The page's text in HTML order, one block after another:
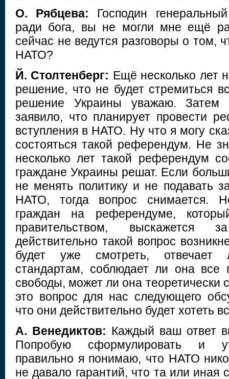
О. Рябцева: Господин
ради бога, вы не могли мне ещё
сейчас не ведутся разговоры о том,
НАТО?
Й. Столтенберг: Ещё несколько лет
решение, что не будет стремиться
решение Украины уважаю. Затем
заявило, что планирует провести
вступления в НАТО. Ну что я могу
состояться такой референдум. Не
несколько лет такой референдум
граждане Украины решат. Если
не менять политику и не подавать
НАТО, тогда вопрос снимается.
граждан на референдуме,
правительством, выскажется
действительно такой вопрос
будет уже смотреть,
стандартам, соблюдает ли она все
свободы, может ли она
это вопрос для нас следующего
что они действительно будет хотеть
А. Венедиктов: Каждый ваш ответ
Попробую сформулировать и
правильно я понимаю, что НАТО
не давало гарантий, что та или иная